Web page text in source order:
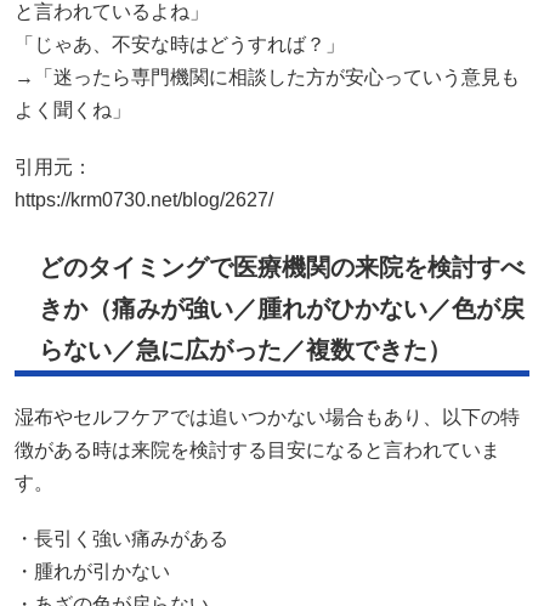
と言われているよね」
「じゃあ、不安な時はどうすれば？」
→「迷ったら専門機関に相談した方が安心っていう意見も
よく聞くね」
引用元：
https://krm0730.net/blog/2627/
どのタイミングで医療機関の来院を検討すべ
きか（痛みが強い／腫れがひかない／色が戻
らない／急に広がった／複数できた）
湿布やセルフケアでは追いつかない場合もあり、以下の特
徴がある時は来院を検討する目安になると言われていま
す。
・長引く強い痛みがある
・腫れが引かない